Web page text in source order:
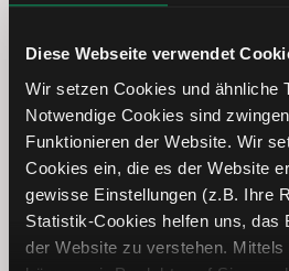
Diese Webseite verwendet
Wir setzen Cookies und ähnliche
Notwendige Cookies sind
Funktionieren der Website. Wir
Cookies ein, die es der Website
gewisse Einstellungen (z.B. Ihre
Statistik-Cookies helfen uns, das
der Website zu verstehen.
Beispiel (Dividendenwahl):
Auszahlung einer Bardividende
eine bestimmte Anzahl von
verteilen. Möchten Sie eine
Sie die Anzahl der Rechte in das
Bevorzugen Sie eine
Anzahl der Rechte in der zweiten